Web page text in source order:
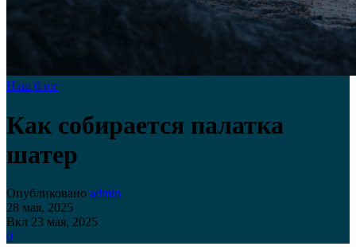
Наш блог
Как собирается палатка
шатер
Опубликовано admin
28 мая, 2025
Вкл 23 мая, 2025
0